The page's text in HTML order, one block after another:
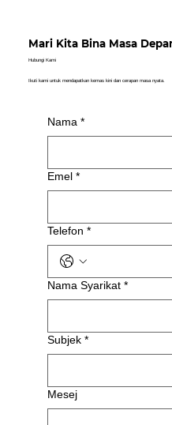
Hubungi Kami
Mari Kita Bina Masa
Ikuti kami untuk mendapatkan kemas kini dan cerapan masa nyata.
Nama *
Emel *
Telefon *
Nama Syarikat *
Subjek *
Mesej